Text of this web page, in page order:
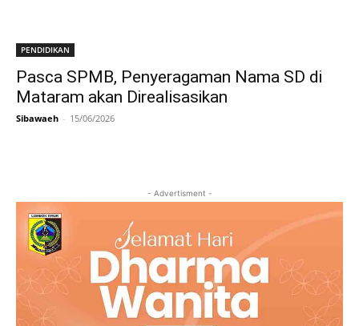
PENDIDIKAN
Pasca SPMB, Penyeragaman Nama SD di
Mataram akan Direalisasikan
Sibawaeh - 15/06/2026
- Advertisment -